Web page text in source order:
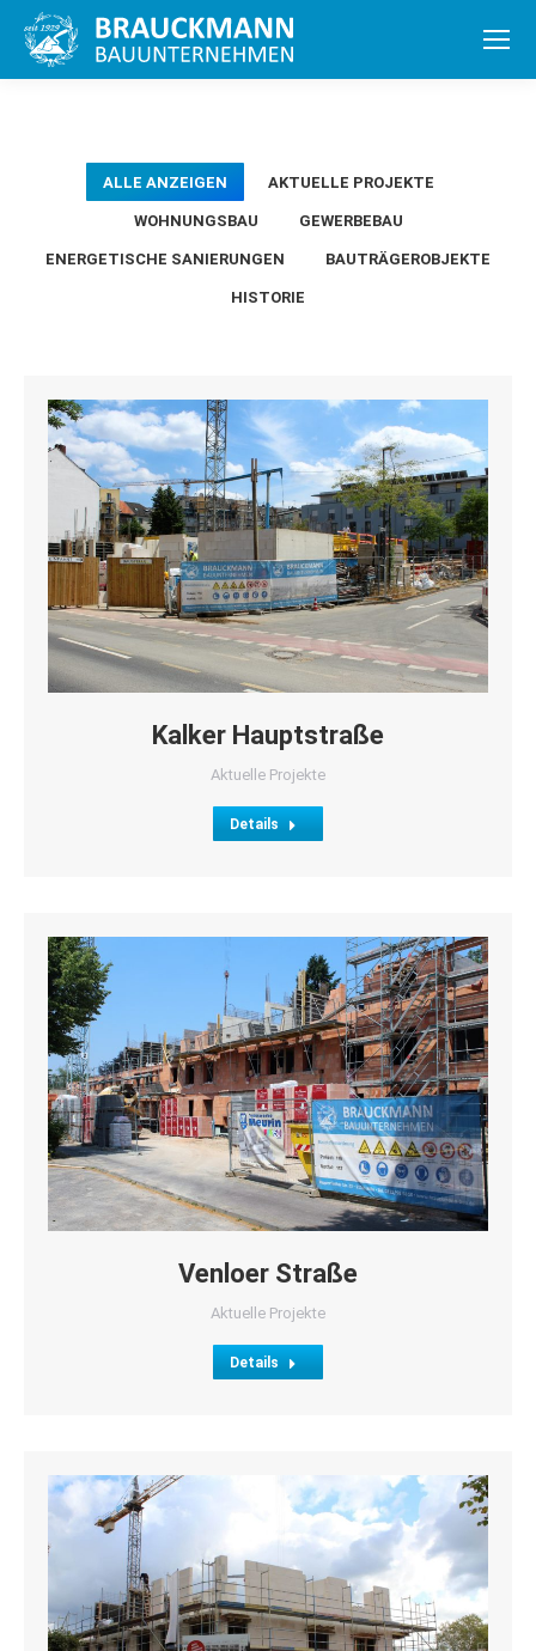
ALLE ANZEIGEN AKTUELLE PROJEKTE
WOHNUNGSBAU GEWERBEBAU
ENERGETISCHE SANIERUNGEN BAUTRÄGEROBJEKTE
HISTORIE
Kalker Hauptstraße
Aktuelle Projekte
Details
Venloer Straße
Aktuelle Projekte
Details